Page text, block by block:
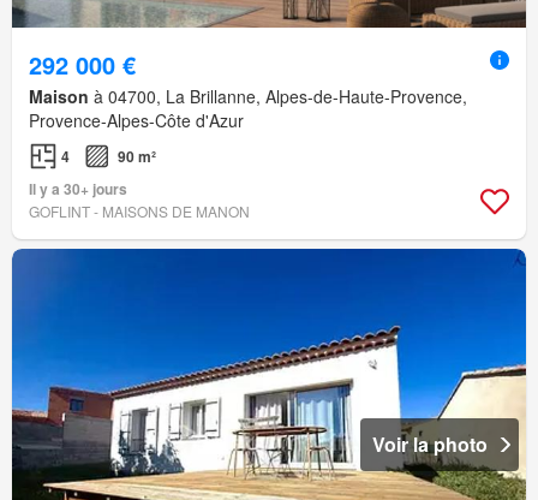
292 000 €
Maison à 04700, La Brillanne, Alpes-de-Haute-Provence,
Provence-Alpes-Côte d'Azur
4
90 m²
Il y a 30+ jours
GOFLINT - MAISONS DE MANON
Voir la photo